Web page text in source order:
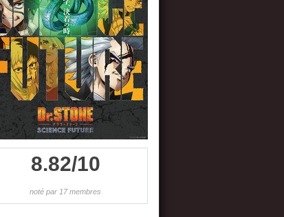
8.82/10
noté par 17 membres